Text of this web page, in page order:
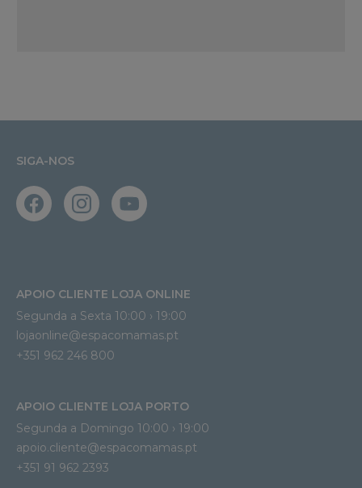
SIGA-NOS
APOIO CLIENTE LOJA ONLINE
Segunda a Sexta 10:00 › 19:00
lojaonline@espacomamas.pt
+351 962 246 800
APOIO CLIENTE LOJA PORTO
Segunda a Domingo 10:00 › 19:00
apoio.cliente@espacomamas.pt
+351 91 962 2393